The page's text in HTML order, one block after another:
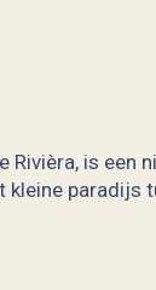
Rivièra, is
paradijs